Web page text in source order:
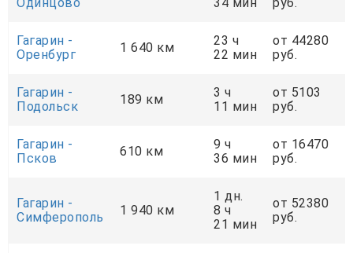
Гагарин -
Оренбург
1 640 км
23 ч
22 мин
от 44280
руб.
Гагарин -
Подольск
189 км
3 ч
11 мин
от 5103
руб.
Гагарин -
Псков
610 км
9 ч
36 мин
от 16470
руб.
Гагарин -
Симферополь
1 940 км
1 дн.
8 ч
21 мин
от 52380
руб.